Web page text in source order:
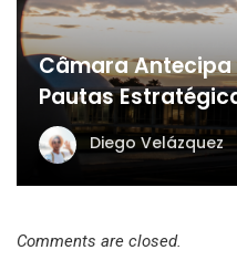
Câmara Antecipa
Pautas
Diego Velázquez
Comments are closed.